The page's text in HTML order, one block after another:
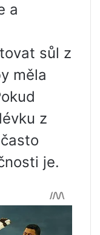
a
sůl z
měla
z
je.